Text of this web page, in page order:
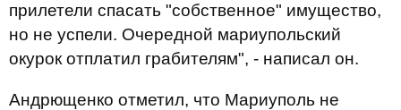
прилетели спасать "собственное" имущество,
но не успели. Очередной мариупольский
окурок отплатил грабителям", - написал он.
Андрющенко отметил, что Мариуполь не